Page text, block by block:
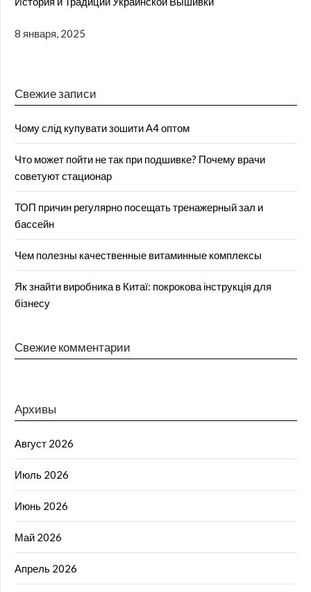
8 января, 2025
Свежие записи
Чому слід купувати зошити А4 оптом
Что может пойти не так при подшивке? Почему врачи
советуют стационар
ТОП причин регулярно посещать тренажерный зал и
бассейн
Чем полезны качественные витаминные комплексы
Як знайти виробника в Китаї: покрокова інструкція для
бізнесу
Свежие комментарии
Архивы
Август 2026
Июль 2026
Июнь 2026
Май 2026
Апрель 2026